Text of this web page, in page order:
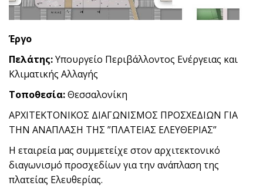
Έργο
Πελάτης:Υπουργείο Περιβάλλοντος Ενέργειας και
Κλιματικής Αλλαγής
Τοποθεσία:Θεσσαλονίκη
ΑΡΧΙΤΕΚΤΟΝΙΚΟΣ ΔΙΑΓΩΝΙΣΜΟΣ ΠΡΟΣΧΕΔΙΩΝ ΓΙΑ
ΤΗΝ ΑΝΑΠΛΑΣΗ ΤΗΣ ”ΠΛΑΤΕΙΑΣ ΕΛΕΥΘΕΡΙΑΣ”
Η εταιρεία μας συμμετείχε στον αρχιτεκτονικό
διαγωνισμό προσχεδίων για την ανάπλαση της
πλατείας Ελευθερίας.